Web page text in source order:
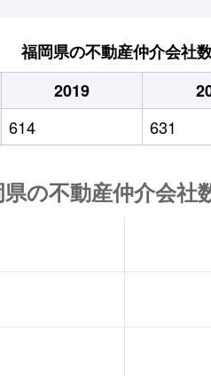
福岡県の不動産仲介会社
2019
614 631